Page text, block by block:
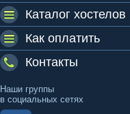
Каталог хостелов
Как оплатить
Контакты
Наши группы
в социальных сетях